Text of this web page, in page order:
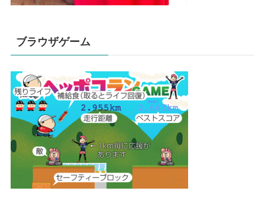
ブラウザゲーム